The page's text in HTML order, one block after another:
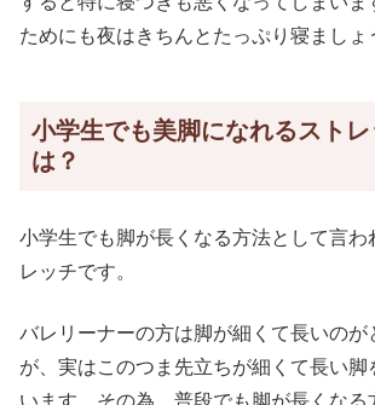
ためにも夜はきちんとたっぷり寝ましょ
小学生でも美脚になれるストレ
は？
小学生でも脚が長くなる方法として言わ
レッチです。
バレリーナーの方は脚が細くて長いのが
が、実はこのつま先立ちが細くて長い脚
います。その為、普段でも脚が長くなる